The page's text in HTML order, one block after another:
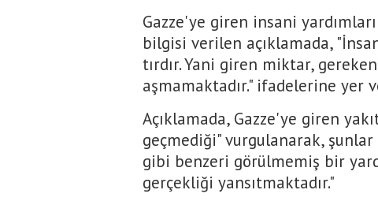
Gazze'ye giren insani
bilgisi verilen açıklamada,
tırdır. Yani giren miktar,
aşmamaktadır." ifadelerine yer
Açıklamada, Gazze'ye giren
geçmediği" vurgulanarak,
gibi benzeri görülmemiş bir
gerçekliği yansıtmaktadır."